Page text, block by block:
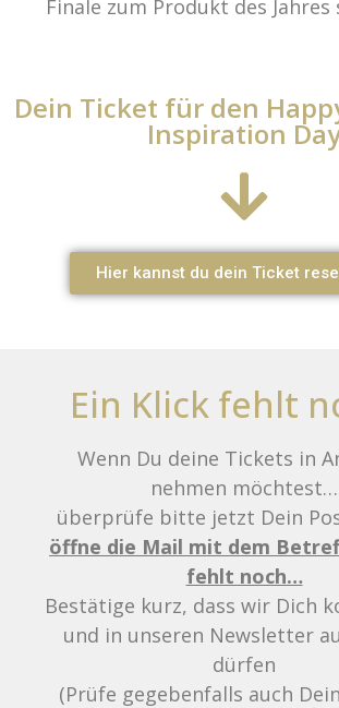
Finale zum Produkt des
Dein Ticket für den
Inspiration
Hier kannst du dein Ticket
Ein Klick fehlt
Wenn Du deine Tickets in
nehmen möchtest…
überprüfe bitte jetzt Dein
öffne die Mail mit dem
fehlt noch…
Bestätige kurz, dass wir Dich
und in unseren Newsletter
dürfen
(Prüfe gegebenfalls auch